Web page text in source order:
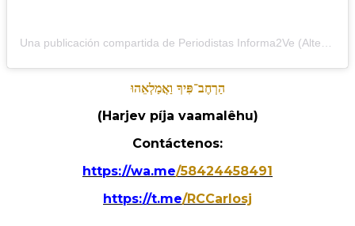
הַרְחֶב־פִּיךָ וַאֲמַלְאֵהוּ
(Harjev píja vaamalêhu)
Contáctenos:
https://wa.me/58424458491
https://t.me/RCCarlosj